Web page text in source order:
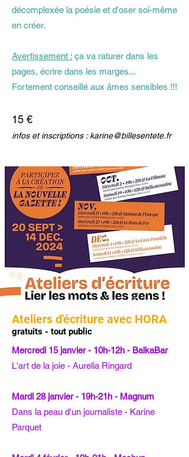
décomplexée la poésie et d'oser soi-même
en créer.
Avertissement : ça va raturer dans les
pages, écrire dans les marges...
Fortement conseillé aux âmes sensibles !!!
15 €
infos et inscriptions :karine@billesentete.fr
Ateliers d'écriture avec HORA
gratuits - tout public
Mercredi 15 janvier - 10h-12h - BalkaBar
L'art de la joie - Aurelia Ringard
Mardi 28 janvier - 19h-21h - Magnum
Dans la peau d'un journaliste - Karine
Parquet​